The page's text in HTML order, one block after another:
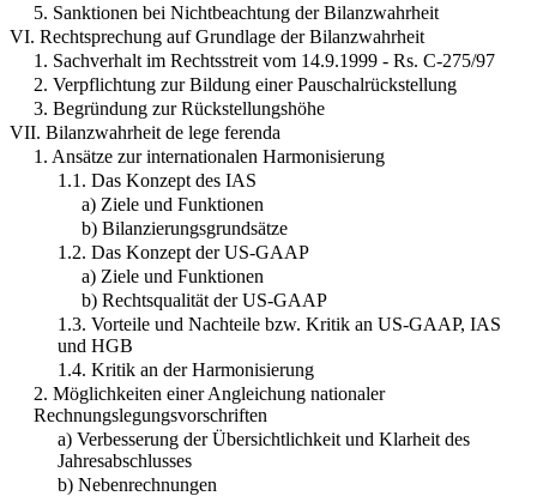
5. Sanktionen bei Nichtbeachtung der Bilanzwahrheit
VI. Rechtsprechung auf Grundlage der Bilanzwahrheit
1. Sachverhalt im Rechtsstreit vom 14.9.1999 - Rs. C-275/97
2. Verpflichtung zur Bildung einer Pauschalrückstellung
3. Begründung zur Rückstellungshöhe
VII. Bilanzwahrheit de lege ferenda
1. Ansätze zur internationalen Harmonisierung
1.1. Das Konzept des IAS
a) Ziele und Funktionen
b) Bilanzierungsgrundsätze
1.2. Das Konzept der US-GAAP
a) Ziele und Funktionen
b) Rechtsqualität der US-GAAP
1.3. Vorteile und Nachteile bzw. Kritik an US-GAAP, IAS
und HGB
1.4. Kritik an der Harmonisierung
2. Möglichkeiten einer Angleichung nationaler
Rechnungslegungsvorschriften
a) Verbesserung der Übersichtlichkeit und Klarheit des
Jahresabschlusses
b) Nebenrechnungen